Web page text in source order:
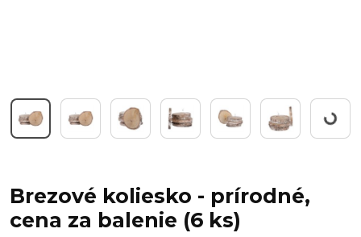
Brezové koliesko - prírodné,
cena za balenie (6 ks)